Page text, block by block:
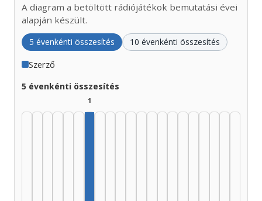
A diagram a betöltött rádiójátékok bemutatási évei
alapján készült.
5 évenkénti összesítés 10 évenkénti összesítés
Szerző
5 évenkénti összesítés
1